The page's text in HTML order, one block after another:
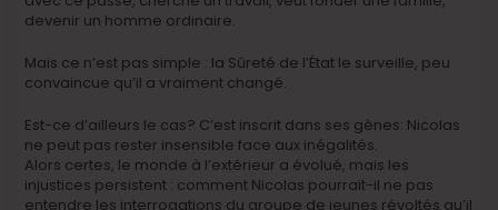
devenir un homme ordinaire.
Mais ce n’est pas simple : la Sûreté de l’État le surveille, peu
convaincue qu’il a vraiment changé.
Est-ce d’ailleurs le cas? C’est inscrit dans ses gènes: Nicolas
ne peut pas rester insensible face aux inégalités.
Alors certes, le monde à l’extérieur a évolué, mais les
injustices persistent : comment Nicolas pourrait-il ne pas
entendre les interrogations du groupe de jeunes révoltés qu’il